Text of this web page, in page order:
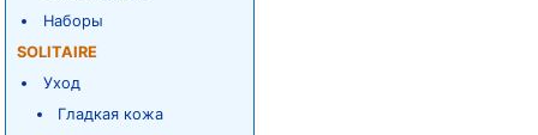
Наборы
SOLITAIRE
Уход
Гладкая кожа